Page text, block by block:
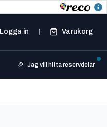
Logga in Varukorg
Jag vill hitta reservdelar